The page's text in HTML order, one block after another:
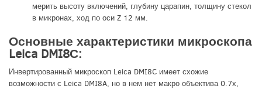
мерить высоту включений, глубину царапин, толщину стекол
в микронах, ход по оси Z 12 мм.
Основные характеристики микроскопа
Leica DMI8С:
Инвертированный микроскоп Leica DMI8C имеет схожие
возможности с Leica DMI8A, но в нем нет макро объектива 0.7х,